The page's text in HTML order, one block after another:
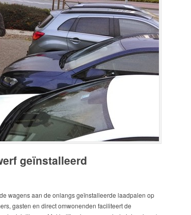
geïnstalleerd
wagens aan de onlangs geïnstalleerde laadpalen op
gasten en direct omwonenden faciliteert de